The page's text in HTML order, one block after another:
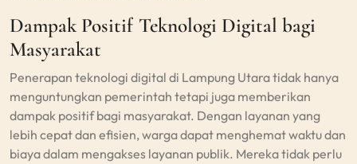
Dampak Positif Teknologi Digital bagi
Masyarakat
Penerapan teknologi digital di Lampung Utara tidak hanya
menguntungkan pemerintah tetapi juga memberikan
dampak positif bagi masyarakat. Dengan layanan yang
lebih cepat dan efisien, warga dapat menghemat waktu dan
biaya dalam mengakses layanan publik. Mereka tidak perlu